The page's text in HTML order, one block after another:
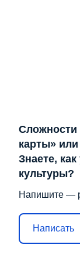
Сложности
карты»
Знаете,
культуры?
Напишите —
Написать